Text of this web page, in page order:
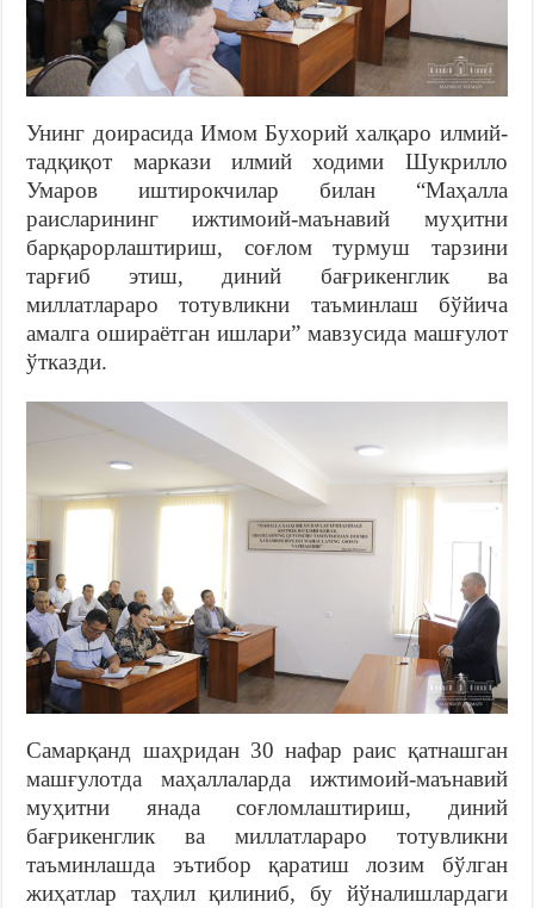
Унинг доирасида Имом Бухорий халқаро илмий-
тадқиқот маркази илмий ходими Шукрилло
Умаров иштирокчилар билан “Маҳалла
раисларининг ижтимоий-маънавий муҳитни
барқарорлаштириш, соғлом турмуш тарзини
тарғиб этиш, диний бағрикенглик ва
миллатлараро тотувликни таъминлаш бўйича
амалга ошираётган ишлари” мавзусида машғулот
ўтказди.
Самарқанд шаҳридан 30 нафар раис қатнашган
машғулотда маҳаллаларда ижтимоий-маънавий
муҳитни янада соғломлаштириш, диний
бағрикенглик ва миллатлараро тотувликни
таъминлашда эътибор қаратиш лозим бўлган
жиҳатлар таҳлил қилиниб, бу йўналишлардаги